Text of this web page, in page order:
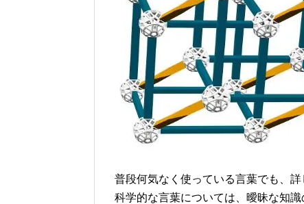
普段何気なく使っている言葉でも、
科学的な言葉については、曖昧な知